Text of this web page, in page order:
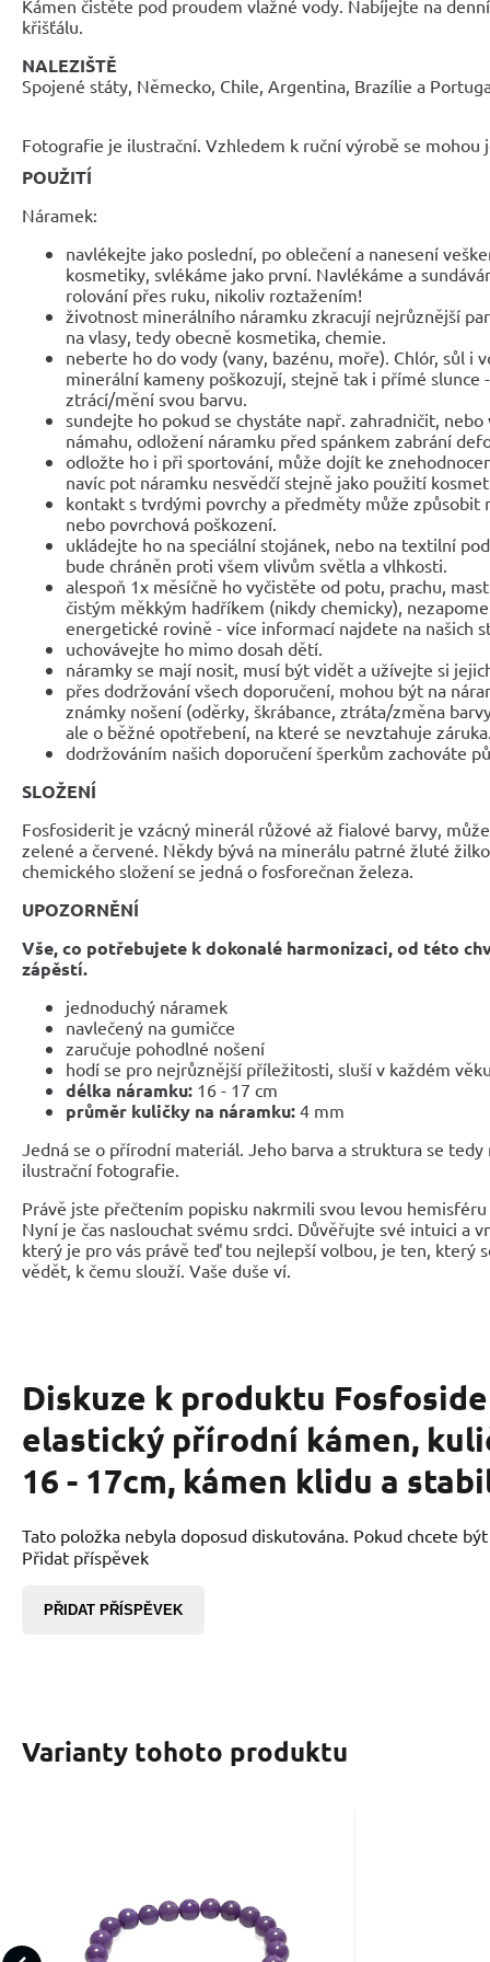
Kámen čistěte pod proudem vlažné vody. Nabíjejte na
křišťálu.
NALEZIŠTĚ
Spojené státy, Německo, Chile, Argentina, Brazílie a
Fotografie je ilustrační. Vzhledem k ruční výrobě se
POUŽITÍ
Náramek:
navlékejte jako poslední, po oblečení a nanesení
kosmetiky, svlékáme jako první. Navlékáme a
rolování přes ruku, nikoliv roztažením!
životnost minerálního náramku zkracují nejrůznější
na vlasy, tedy obecně kosmetika, chemie.
neberte ho do vody (vany, bazénu, moře). Chlór, sůl i
minerální kameny poškozují, stejně tak i přímé slunce
ztrácí/mění svou barvu.
sundejte ho pokud se chystáte např. zahradničit,
námahu, odložení náramku před spánkem zabrání
odložte ho i při sportování, může dojít ke
navíc pot náramku nesvědčí stejně jako použití
kontakt s tvrdými povrchy a předměty může způsobit
nebo povrchová poškození.
ukládejte ho na speciální stojánek, nebo na textilní
bude chráněn proti všem vlivům světla a vlhkosti.
alespoň 1x měsíčně ho vyčistěte od potu, prachu,
čistým měkkým hadříkem (nikdy chemicky),
energetické rovině - více informací najdete na našich
uchovávejte ho mimo dosah dětí.
náramky se mají nosit, musí být vidět a užívejte si
přes dodržování všech doporučení, mohou být na
známky nošení (oděrky, škrábance, ztráta/změna
ale o běžné opotřebení, na které se nevztahuje
dodržováním našich doporučení šperkům zachováte
SLOŽENÍ
Fosfosiderit je vzácný minerál růžové až fialové barvy,
zelené a červené. Někdy bývá na minerálu patrné žluté
chemického složení se jedná o fosforečnan železa.
UPOZORNĚNÍ
Vše, co potřebujete k dokonalé harmonizaci, od této
zápěstí.
jednoduchý náramek
navlečený na gumičce
zaručuje pohodlné nošení
hodí se pro nejrůznější příležitosti, sluší v každém
délka náramku: 16 - 17 cm
průměr kuličky na náramku: 4 mm
Jedná se o přírodní materiál. Jeho barva a struktura se
ilustrační fotografie.
Právě jste přečtením popisku nakrmili svou levou
Nyní je čas naslouchat svému srdci. Důvěřujte své intuici a
který je pro vás právě teď tou nejlepší volbou, je ten, který
vědět, k čemu slouží. Vaše duše ví.
Diskuze k produktu
elastický přírodní kámen,
16 - 17cm, kámen klidu a
Tato položka nebyla doposud diskutována. Pokud chcete
Přidat příspěvek
PŘIDAT PŘÍSPĚVEK
Varianty tohoto produktu
elastický přírodní
kámen, kulička 8 mm /
16 - 17cm, kámen klidu
Náramek z fosfosideritu je
symbolem jemné síly a